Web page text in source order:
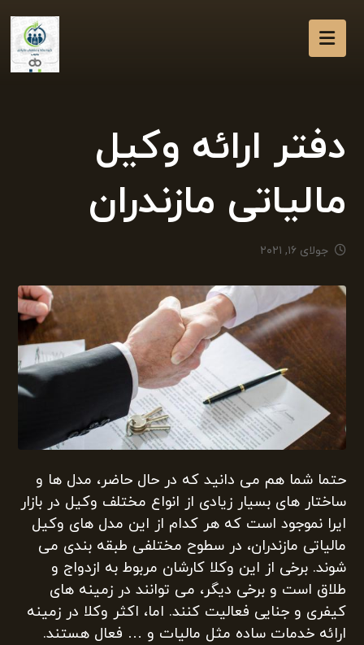
دفتر ارائه وکیل
مالیاتی مازندران
جولای ۱۶, ۲۰۲۱
حتما شما هم می دانید که در حال حاضر، مدل ها و
ساختار های بسیار زیادی از انواع مختلف وکیل در بازار
ایرا نموجود است که هر کدام از این مدل های وکیل
مالیاتی مازندران، در سطوح مختلفی طبقه بندی می
شوند. برخی از این وکلا کارشان مربوط به ازدواج و
طلاق است و برخی دیگر، می توانند در زمینه های
کیفری و جنایی فعالیت کنند. اما، اکثر وکلا در زمینه
ارائه خدمات ساده مثل مالیات و … فعال هستند.